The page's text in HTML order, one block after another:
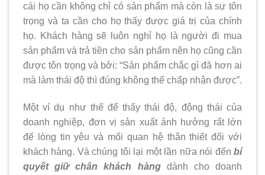
cái họ cần không chỉ có sản phẩm mà còn là sự tôn
trọng và ta cần cho họ thấy được giá trị của chính
họ. Khách hàng sẽ luôn nghỉ họ là người đi mua
sản phẩm và trả tiền cho sản phẩm nên họ cũng cần
được tôn trọng và bởi: “Sản phẩm chắc gì đã hơn ai
mà làm thái độ thì đúng không thể chấp nhận được”.
Một ví dụ như thế để thấy thái độ, động thái của
doanh nghiệp, đơn vị sản xuất ảnh hưởng rất lớn
đế lòng tin yêu và mối quan hệ thân thiết đối với
khách hàng. Và chúng tôi lại một lần nữa nói đến bí
quyết giữ chân khách hàngdành cho doanh